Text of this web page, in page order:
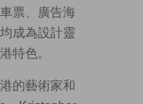
票、廣告海
成為設計靈
特色。
的藝術家和